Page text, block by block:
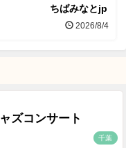
ちばみなとjp
2026/8/4
ズコンサート
千葉